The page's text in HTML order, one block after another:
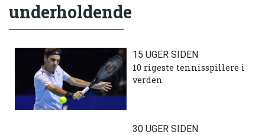
underholdende
15 UGER SIDEN
10 rigeste tennisspillere i
verden
30 UGER SIDEN